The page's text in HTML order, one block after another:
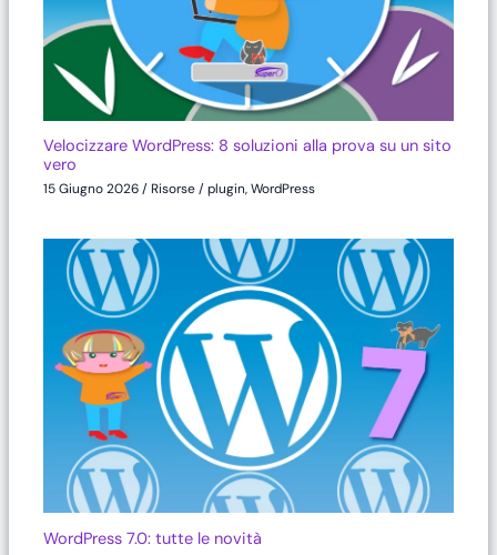
Velocizzare WordPress: 8 soluzioni alla prova su un sito
vero
15 Giugno 2026/Risorse/plugin,WordPress
WordPress 7.0: tutte le novità